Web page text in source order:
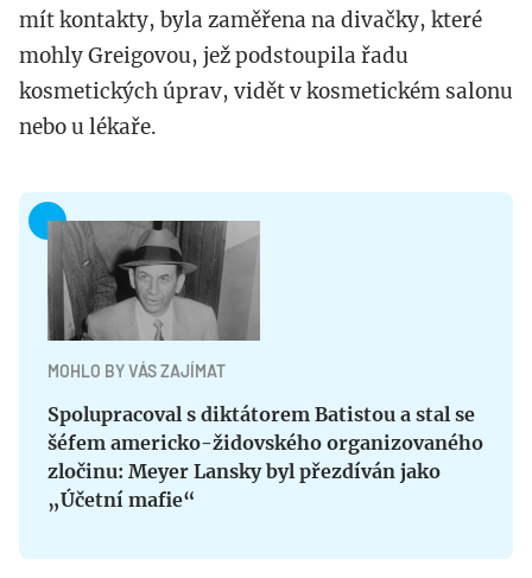
mít kontakty, byla zaměřena na divačky, které
mohly Greigovou, jež podstoupila řadu
kosmetických úprav, vidět v kosmetickém salonu
nebo u lékaře.
MOHLO BY VÁS ZAJÍMAT
Spolupracoval s diktátorem Batistou a stal se
šéfem americko-židovského organizovaného
zločinu: Meyer Lansky byl přezdíván jako
„Účetní mafie“